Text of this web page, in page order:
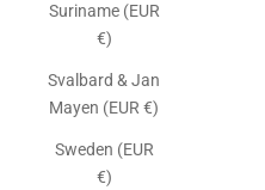
Suriname (EUR
€)
Svalbard & Jan
Mayen (EUR €)
Sweden (EUR
€)